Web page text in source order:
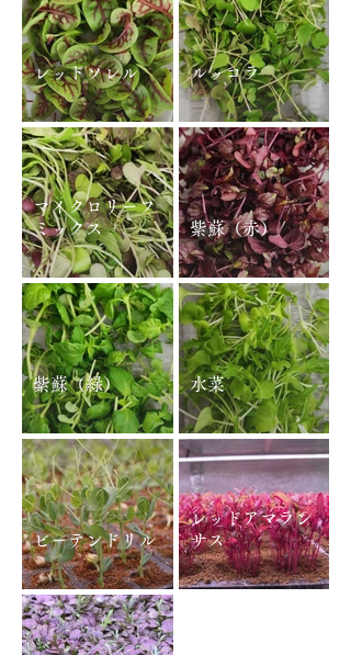
レッドソレル ルッコラ
マイクロリーフ
ミックス
紫蘇（赤）
紫蘇（緑） 水菜
ビーテンドリル
レッドアマラン
サス